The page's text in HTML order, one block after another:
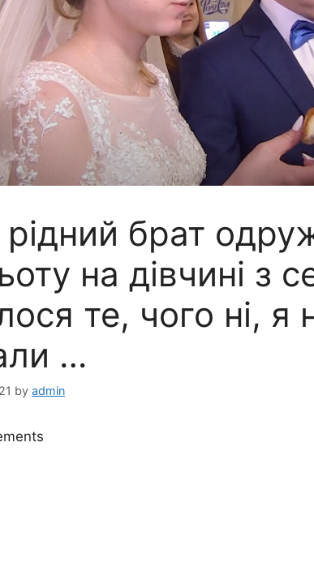
рідний брат
на дівчині з
те, чого ні, я
…
by admin